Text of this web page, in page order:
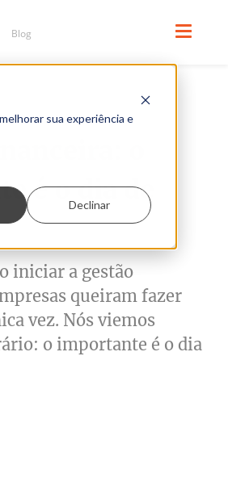
sua experiência e
Declinar
o
é o dia de
iniciar a gestão
queiram fazer
vez. Nós viemos
o importante é o dia